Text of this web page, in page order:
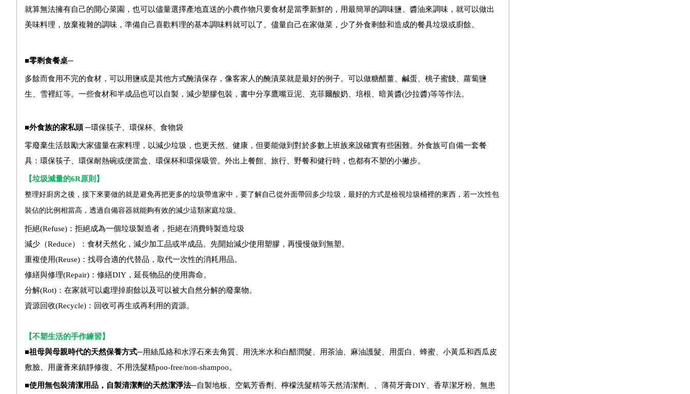
就算無法擁有自己的開心菜園，也可以儘量選擇產地直送的小農作物只要食材是當季新鮮的，用最簡單的調味鹽、醬油來調味，就可以做出
美味料理，放棄複雜的調味，準備自己喜歡料理的基本調味料就可以了。儘量自己在家做菜，少了外食剩餘和造成的餐具垃圾或廚餘。
■零剩食餐桌─
多餘而食用不完的食材，可以用鹽或是其他方式醃漬保存，像客家人的醃漬菜就是最好的例子。可以做糖醋薑、鹹蛋、桃子蜜餞、蘿蔔鹽
生、雪裡紅等。一些食材和半成品也可以自製，減少塑膠包裝，書中分享鷹嘴豆泥、克菲爾酸奶、培根、暗黃醬(沙拉醬)等等作法。
■外食族的家私頭 ─環保筷子、環保杯、食物袋
零廢棄生活鼓勵大家儘量在家料理，以減少垃圾，也更天然、健康，但要能做到對於多數上班族來說確實有些困難。外食族可自備一套餐
具：環保筷子、環保耐熱碗或便當盒、環保杯和環保吸管。外出上餐館、旅行、野餐和健行時，也都有不塑的小撇步。
【垃圾減量的6R原則】
整理好廚房之後，接下來要做的就是避免再把更多的垃圾帶進家中，要了解自己從外面帶回多少垃圾，最好的方式是檢視垃圾桶裡的東西，若一次性包
裝佔的比例相當高，透過自備容器就能夠有效的減少這類家庭垃圾。
拒絕(Refuse) ：拒絕成為一個垃圾製造者，拒絕在消費時製造垃圾
減少（Reduce）：食材天然化，減少加工品或半成品。先開始減少使用塑膠，再慢慢做到無塑。
重複使用(Reuse) ：找尋合適的代替品，取代一次性的消耗用品。
修繕與修理(Repair) ：修繕DIY ，延長物品的使用壽命。
分解(Rot) ：在家就可以處理掉廚餘以及可以被大自然分解的廢棄物。
資源回收(Recycle) ：回收可再生或再利用的資源。
【不塑生活的手作練習】
■祖母與母親時代的天然保養方式─用絲瓜絡和水浮石來去角質、用洗米水和白醋潤髮、用茶油、麻油護髮、用蛋白、蜂蜜、小黃瓜和西瓜皮
敷臉、用蘆薈來鎮靜修復、不用洗髮精poo-free/non-shampoo。
■使用無包裝清潔用品，自製清潔劑的天然潔淨法─自製地板、空氣芳香劑、檸檬洗髮精等天然清潔劑、、薄荷牙膏DIY 、香草潔牙粉、無患